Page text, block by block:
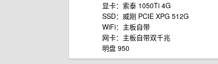
显卡：索泰 1050Ti 4G
SSD：威刚 PCIE XPG 512G
WiFi：主板自带
网卡：主板自带双千兆
明盘 950